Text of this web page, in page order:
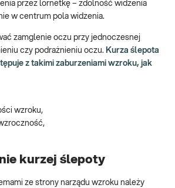
przez lornetkę – zdolność widzenia
w centrum pola widzenia.
zamglenie oczu przy jednoczesnej
czy podrażnieniu oczu. Kurza ślepota
z takimi zaburzeniami wzroku, jak
wzroku,
kurzej ślepoty
ze strony narządu wzroku należy